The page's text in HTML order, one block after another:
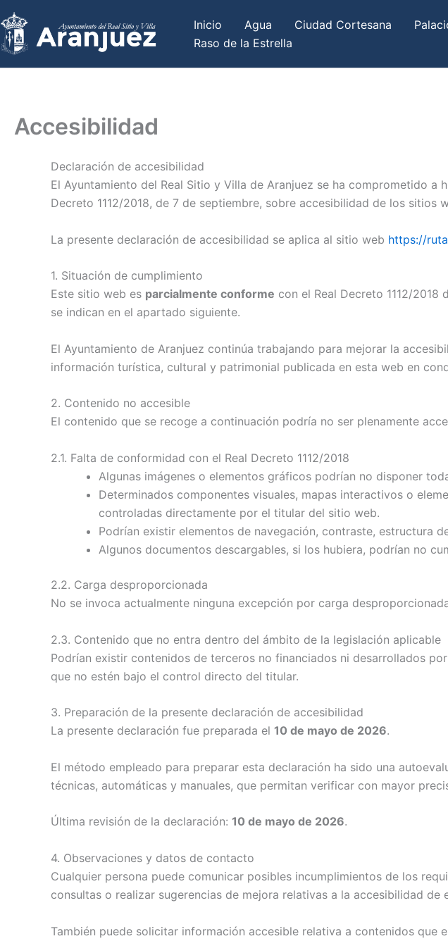
al
contenido
Inicio Agua Ciudad Cortesana
Raso de la Estrella
Accesibilidad
Declaración de accesibilidad
El Ayuntamiento del Real Sitio y Villa de Aranjuez se ha comprometido a
Decreto 1112/2018, de 7 de septiembre, sobre accesibilidad de los
La presente declaración de accesibilidad se aplica al sitio web https://
1. Situación de cumplimiento
Este sitio web es parcialmente conforme con el Real Decreto 1112/
se indican en el apartado siguiente.
El Ayuntamiento de Aranjuez continúa trabajando para mejorar la
información turística, cultural y patrimonial publicada en esta web en
2. Contenido no accesible
El contenido que se recoge a continuación podría no ser plenamente
2.1. Falta de conformidad con el Real Decreto 1112/2018
Algunas imágenes o elementos gráficos podrían no disponer
Determinados componentes visuales, mapas interactivos o
controladas directamente por el titular del sitio web.
Podrían existir elementos de navegación, contraste, estructura
Algunos documentos descargables, si los hubiera, podrían no
2.2. Carga desproporcionada
No se invoca actualmente ninguna excepción por carga
2.3. Contenido que no entra dentro del ámbito de la legislación aplicable
Podrían existir contenidos de terceros no financiados ni desarrollados
que no estén bajo el control directo del titular.
3. Preparación de la presente declaración de accesibilidad
La presente declaración fue preparada el 10 de mayo de 2026.
El método empleado para preparar esta declaración ha sido una
técnicas, automáticas y manuales, que permitan verificar con mayor
Última revisión de la declaración: 10 de mayo de 2026.
4. Observaciones y datos de contacto
Cualquier persona puede comunicar posibles incumplimientos de los
consultas o realizar sugerencias de mejora relativas a la accesibilidad de
También puede solicitar información accesible relativa a contenidos que